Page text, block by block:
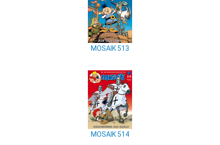
MOSAIK 513
MOSAIK 514